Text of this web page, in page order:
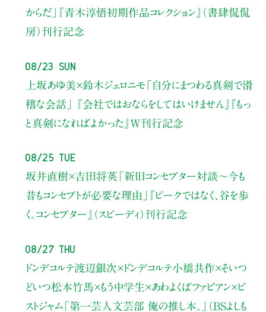
からだ」
『青木淳悟初期作品コレクション』（書肆侃侃
房）刊行記念
08/23 Sun
上坂あゆ美×鈴木ジェロニモ 「自分にまつわる真剣で滑
稽な会話」
『会社ではおならをしてはいけません』『もっ
と真剣になればよかった』W刊行記念
08/25 Tue
坂井直樹×吉田将英「新旧コンセプター対談～今も
昔もコンセプトが必要な理由」
『ピークではなく、谷を歩
く。コンセプター』（スピーディ）刊行記念
08/27 Thu
ドンデコルテ渡辺銀次×ドンデコルテ小橋共作×そいつ
どいつ松本竹馬×もう中学生×あわよくばファビアン×ピ
ストジャム「第一芸人文芸部 俺の推し本。」（BSよしも